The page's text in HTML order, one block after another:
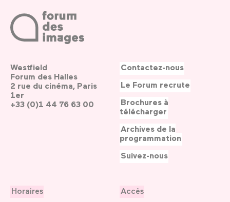
Westfield
Forum des Halles
2 rue du cinéma, Paris
1er
+33 (0)1 44 76 63 00
Horaires
Accès
Contactez-nous
Le Forum recrute
Brochures à
télécharger
Archives de la
programmation
Suivez-nous